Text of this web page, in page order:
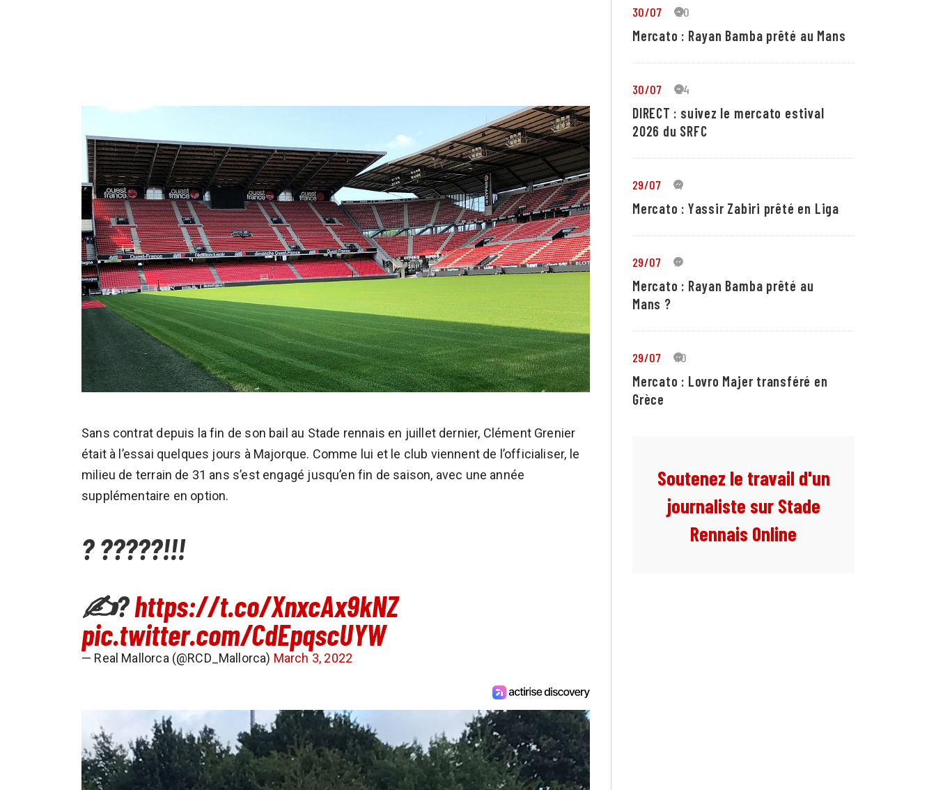
Sans contrat depuis la fin de son bail au Stade rennais en juillet dernier, Clément Grenier
était à l’essai quelques jours à Majorque. Comme lui et le club viennent de l’officialiser, le
milieu de terrain de 31 ans s’est engagé jusqu’en fin de saison, avec une année
supplémentaire en option.
? ?????!!!
✍?https://t.co/XnxcAx9kNZ
pic.twitter.com/CdEpqscUYW
— Real Mallorca (@RCD_Mallorca) March 3, 2022
30/07 20
Mercato : Rayan Bamba prêté au Mans
30/07 24
DIRECT : suivez le mercato estival
2026 du SRFC
29/07 4
Mercato : Yassir Zabiri prêté en Liga
29/07 1
Mercato : Rayan Bamba prêté au
Mans ?
29/07 10
Mercato : Lovro Majer transféré en
Grèce
Soutenez le travail d'un
journaliste sur Stade
Rennais Online